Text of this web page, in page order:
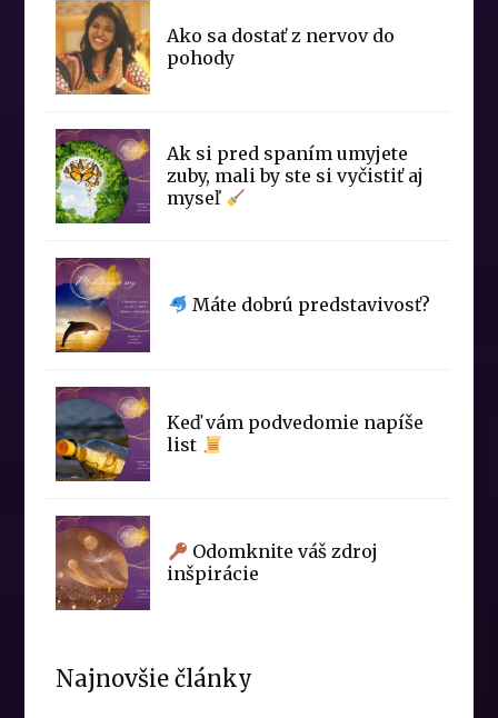
Ako sa dostať z nervov do
pohody
Ak si pred spaním umyjete
zuby, mali by ste si vyčistiť aj
myseľ
Máte dobrú predstavivosť?
Keď vám podvedomie napíše
list
Odomknite váš zdroj
inšpirácie
Najnovšie články